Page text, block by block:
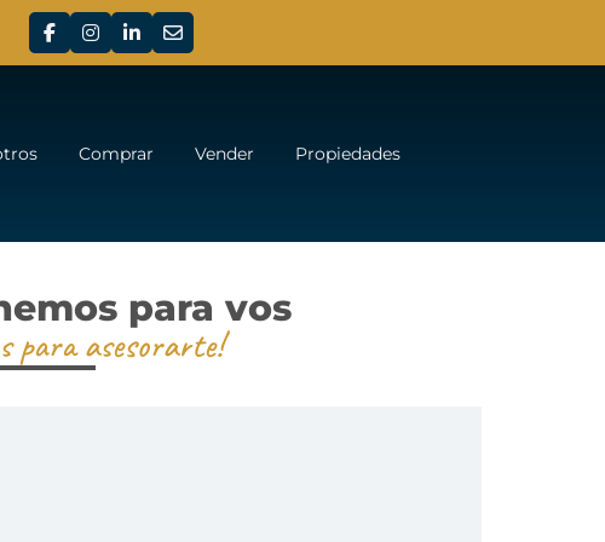
Comprar Vender Propiedades
para vos
para asesorarte!